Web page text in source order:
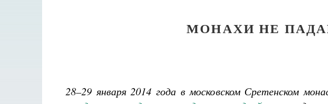
МОНАХИ НЕ
28–29 января 2014 года в московском Сретенском